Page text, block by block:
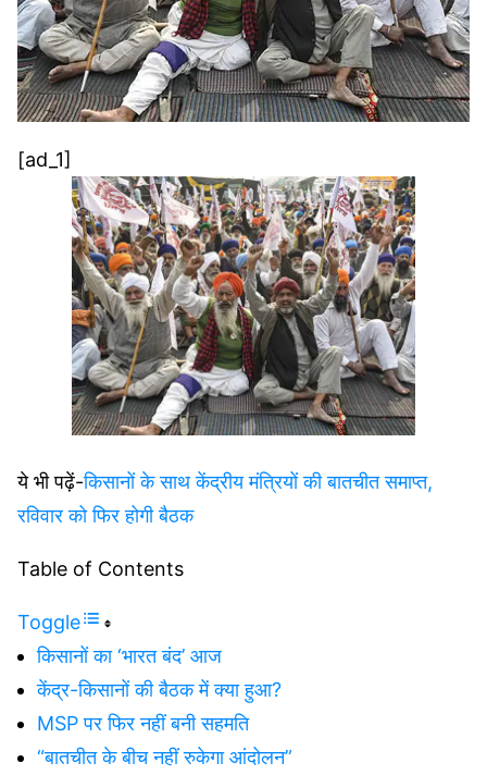
[ad_1]
ये भी पढ़ें-किसानों के साथ केंद्रीय मंत्रियों की बातचीत समाप्त,
रविवार को फिर होगी बैठक
Table of Contents
Toggle
किसानों का ‘भारत बंद’ आज
केंद्र-किसानों की बैठक में क्या हुआ?
MSP पर फिर नहीं बनी सहमति
“बातचीत के बीच नहीं रुकेगा आंदोलन”